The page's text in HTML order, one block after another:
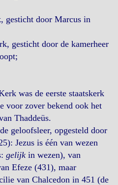
gesticht door Marcus in
gesticht door de kamerheer
was de eerste staatskerk
voor zover bekend ook het
Thaddeüs.
geloofsleer, opgesteld door
Jezus is één van wezen
gelijk in wezen), van
Efeze (431), maar
van Chalcedon in 451 (de